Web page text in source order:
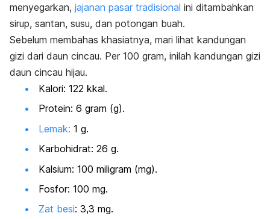
menyegarkan, jajanan pasar tradisional ini ditambahkan
sirup, santan, susu, dan potongan buah.
Sebelum membahas khasiatnya, mari lihat kandungan
gizi dari daun cincau. Per 100 gram, inilah kandungan gizi
daun cincau hijau.
Kalori: 122 kkal.
Protein: 6 gram (g).
Lemak: 1 g.
Karbohidrat: 26 g.
Kalsium: 100 miligram (mg).
Fosfor: 100 mg.
Zat besi: 3,3 mg.